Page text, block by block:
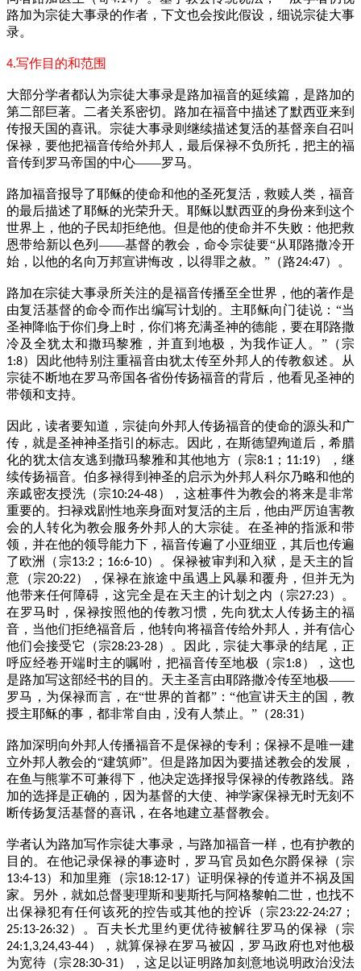
路加为宗徒大事录的作者，下文也会按此假设，细说宗徒大事
录。
4.写作目的和范围
大部分学者都认为宗徒大事录是路加福音的延续篇，是路加的
第二部巨著。二者关系密切。路加在福音中描述了默西亚来到
传报天国的喜讯。宗徒大事录则继续描述复活的基督亲自召叫
保禄，要他把福音传给外邦人，最后保禄不负所托，把主的福
音传到罗马帝国的中心——罗马。
路加福音报导了耶稣的使命和他的圣死复活，救赎人类，福音
的最后描述了耶稣的光荣升天。耶稣以默西亚的身份来到这个
世界上，他的子民却拒绝他。但是他的使命并不失败：他把救
恩带给新以色列——基督的教会，命令宗徒要“从耶路撒冷开
始，以他的名向万邦宣讲悔改，以得罪之赦。”（路24:47）。
路加在宗徒大事录所关注的是福音传播至全世界，他的著作是
由复活基督的命令而作出编写计划的。主耶稣向门徒说：“当
圣神降临于你们身上时，你们将充满圣神的德能，要在耶路撒
冷及全犹太和撒玛黎雅，并直到地极，为我作证人。”（宗
1:8）因此他特别注重福音由犹太传至外邦人的传教叙述。从
宗徒不断地在罗马帝国各省份传扬福音的背后，他看见圣神的
带领和支持。
因此，读者要知道，宗徒向外邦人传扬福音的使命的源头和广
传，就是圣神神圣指引的标志。因此，在斯德望殉道后，希腊
化的犹太信友逃到撒玛黎雅和其他地方（宗8:1 ； 11:19），继
续传扬福音。伯多禄得到神圣的启示为外邦人科尔乃略和他的
亲戚密友授洗（宗10:24-48），这桩事件为教会的将来是非常
重要的。扫禄戏剧性地亲身面对复活的主后，他由严厉迫害教
会的人转化为教会服务外邦人的大宗徒。在圣神的指派和带
领，并在他的领导能力下，福音传遍了小亚细亚，其后也传遍
了欧洲（宗13:2； 16:6-10）。保禄被审判和入狱，是天主的旨
意（宗20:22），保禄在旅途中虽遇上风暴和覆舟，但并无为
他带来任何障碍，这完全是在天主的计划之内（宗27:23）。
在罗马时，保禄按照他的传教习惯，先向犹太人传扬主的福
音，当他们拒绝福音后，他转向将福音传给外邦人，并有信心
他们会接受它（宗28:23-28）。因此，宗徒大事录的结尾，正
呼应经卷开端时主的嘱咐，把福音传至地极（宗1:8），这也
是路加写这部经书的目的。天主圣言由耶路撒冷传至地极——
罗马，为保禄而言，在“世界的首都”：“他宣讲天主的国，教
授主耶稣的事，都非常自由，没有人禁止。”（28:31）
路加深明向外邦人传播福音不是保禄的专利；保禄不是唯一建
立外邦人教会的“建筑师”。但是路加因为要描述教会的发展，
在鱼与熊掌不可兼得下，他决定选择报导保禄的传教路线。路
加的选择是正确的，因为基督的大使、神学家保禄无时无刻不
断传扬复活基督的喜讯，在各地建立基督教会。
学者认为路加写作宗徒大事录，与路加福音一样，也有护教的
目的。在他记录保禄的事迹时，罗马官员如色尔爵保禄（宗
13:4-13）和加里雍（宗18:12-17）证明保禄的传道并不祸及国
家。另外，就如总督斐理斯和斐斯托与阿格黎帕二世，也找不
出保禄犯有任何该死的控告或其他的控诉（宗23:22-24:27 ；
25:13-26:32）。百夫长尤里约更优待被解往罗马的保禄（宗
24:1,3,24,43-44），就算保禄在罗马被囚，罗马政府也对他极
为宽待（宗28:30-31），这足以证明路加刻意地说明政治没法